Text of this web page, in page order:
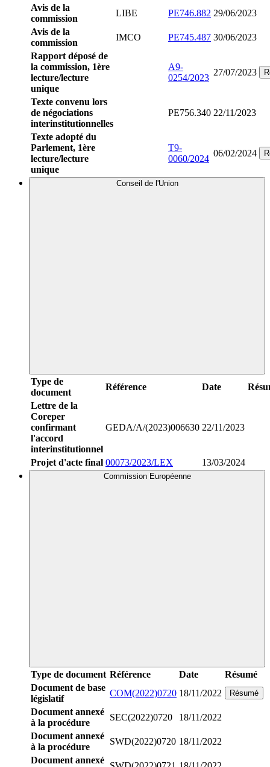
Avis de la
commission
LIBE PE746.882 29/06/2023
Avis de la
commission
IMCO PE745.487 30/06/2023
Rapport déposé de
la commission, 1ère
lecture/lecture
unique
A9-
0254/2023
27/07/2023
Texte convenu lors
de négociations
interinstitutionnelles
PE756.340 22/11/2023
Texte adopté du
Parlement, 1ère
lecture/lecture
unique
T9-
0060/2024
06/02/2024
Conseil de l'Union
Type de
document
Référence Date
Lettre de la
Coreper
confirmant
l'accord
interinstitutionnel
GEDA/A/(2023)006630 22/11/2023
Projet d'acte final 00073/2023/LEX 13/03/2024
Commission Européenne
Type de document Référence Date
Résumé
Document de base
législatif
COM(2022)0720 18/11/2022 Résumé
Document annexé
à la procédure
SEC(2022)0720
18/11/2022
Document annexé
à la procédure
SWD(2022)0720 18/11/2022
Document annexé